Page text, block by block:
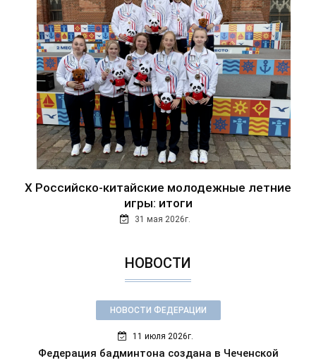
Х Российско-китайские молодежные летние
игры: итоги
31 мая 2026г.
НОВОСТИ
НОВОСТИ ФЕДЕРАЦИИ
11 июля 2026г.
Федерация бадминтона создана в Чеченской